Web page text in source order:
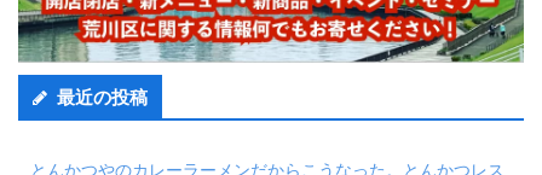
最近の投稿
とんかつやのカレーラーメンだからこうなった。とんかつレス